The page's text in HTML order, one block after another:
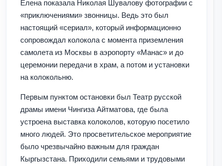
Елена показала Николая Шувалову фотографии с
«приключениями» звонницы. Ведь это был
настоящий «сериал», который информационно
сопровождал колокола с момента приземления
самолета из Москвы в аэропорту «Манас» и до
церемонии передачи в храм, а потом и установки
на колокольню.
Первым пунктом остановки был Театр русской
драмы имени Чингиза Айтматова, где была
устроена выставка колоколов, которую посетило
много людей. Это просветительское мероприятие
было чрезвычайно важным для граждан
Кыргызстана. Приходили семьями и трудовыми